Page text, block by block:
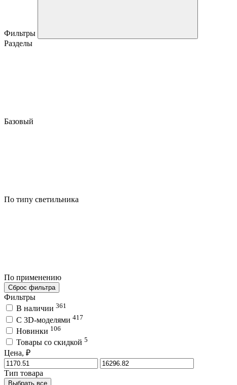
Фильтры
Разделы
Базовый
По типу светильника
По применению
Сброс фильтра
Фильтры
В наличии 361
C 3D-моделями 417
Новинки 106
Товары со скидкой 5
Цена, ₽
Тип товара
Выбрать все